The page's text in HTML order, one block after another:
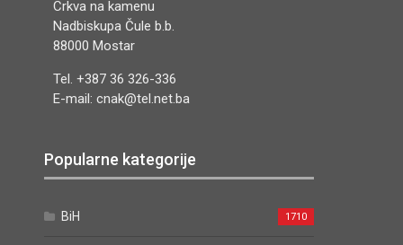
Crkva na kamenu
Nadbiskupa Čule b.b.
88000 Mostar
Tel. +387 36 326-336
E-mail: cnak@tel.net.ba
Popularne kategorije
BiH 1710